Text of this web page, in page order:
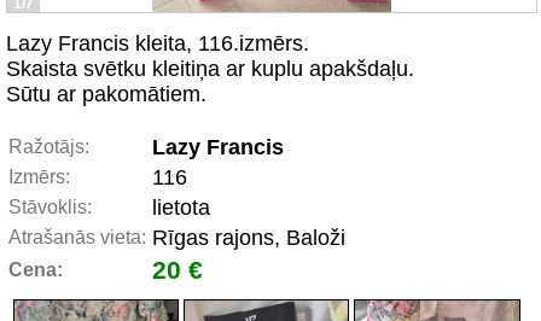
1/7
Lazy Francis kleita, 116.izmērs.
Skaista svētku kleitiņa ar kuplu apakšdaļu.
Sūtu ar pakomātiem.
Ražotājs: Lazy Francis
Izmērs: 116
Stāvoklis: lietota
Atrašanās vieta: Rīgas rajons, Baloži
Cena: 20 €